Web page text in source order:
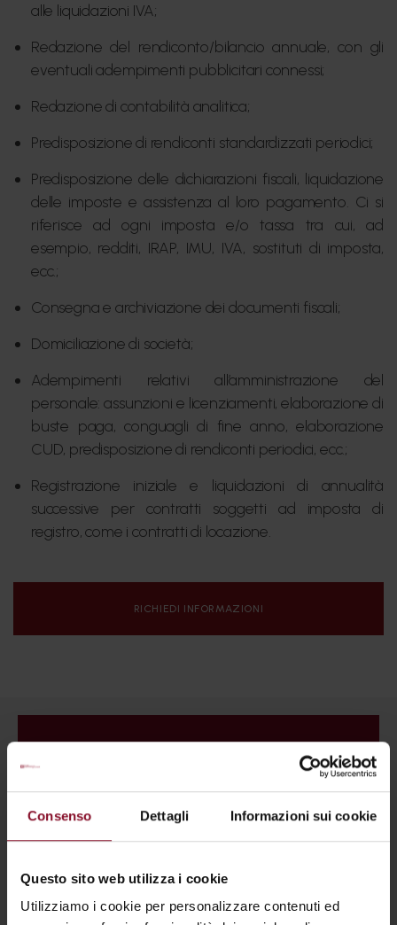
Consenso Dettagli Informazioni sui cookie
Questo sito web utilizza i cookie
Utilizziamo i cookie per personalizzare contenuti ed
alle liquidazioni IVA;
Redazione del rendiconto/bilancio annuale, con gli
eventuali adempimenti pubblicitari connessi;
Redazione di contabilità analitica;
Predisposizione di rendiconti standardizzati periodici;
Predisposizione delle dichiarazioni fiscali, liquidazione
delle imposte e assistenza al loro pagamento. Ci si
riferisce ad ogni imposta e/o tassa tra cui, ad
esempio, redditi, IRAP, IMU, IVA, sostituti di imposta,
ecc.;
Consegna e archiviazione dei documenti fiscali;
Domiciliazione di società;
Adempimenti relativi all’amministrazione del
personale: assunzioni e licenziamenti, elaborazione di
buste paga, conguagli di fine anno, elaborazione
CUD, predisposizione di rendiconti periodici, ecc.;
Registrazione iniziale e liquidazioni di annualità
successive per contratti soggetti ad imposta di
registro, come i contratti di locazione.
RICHIEDI INFORMAZIONI